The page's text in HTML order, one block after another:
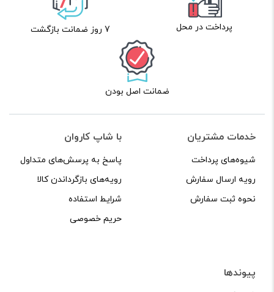
پرداخت در محل 7 روز ضمانت بازگشت
ضمانت اصل بودن
خدمات مشتریان
شیوه‌های پرداخت
رویه ارسال سفارش
نحوه ثبت سفارش
با شاپ کاروان
پاسخ به پرسش‌های متداول
رویه‌های بازگرداندن کالا
شرایط استفاده
حریم خصوصی
پیوندها